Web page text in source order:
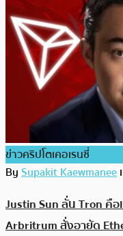
ข่าวคริปโตเคอเรนซี่
BySupakit Kaewmanee
Justin Sun ลั่น Tron คือ
Arbritrum สั่งอายัด